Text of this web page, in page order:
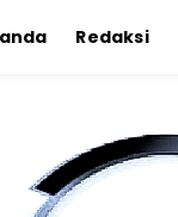
Redaksi